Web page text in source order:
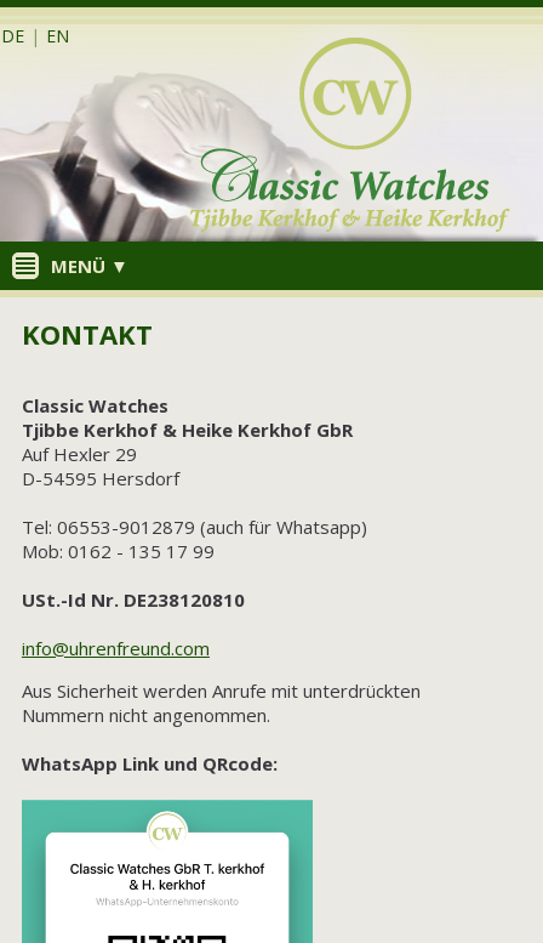
DE | EN
MENÜ ▼
KONTAKT
Classic Watches
Tjibbe Kerkhof & Heike Kerkhof GbR
Auf Hexler 29
D-54595 Hersdorf
Tel: 06553-9012879 (auch für Whatsapp)
Mob: 0162 - 135 17 99
USt.-Id Nr. DE238120810
info@uhrenfreund.com
Aus Sicherheit werden Anrufe mit unterdrückten
Nummern nicht angenommen.
​WhatsApp Link und QRcode: